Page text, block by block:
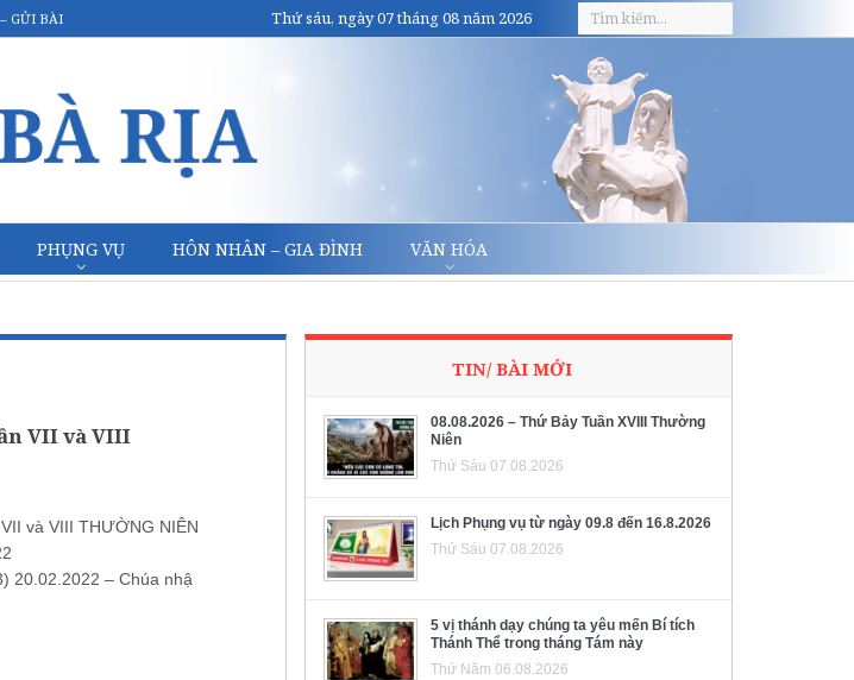
GỬI BÀI Thứ sáu, ngày 07 tháng 08 năm 2026
PHỤNG VỤ HÔN NHÂN – GIA ĐÌNH VĂN HÓA
VII và VIII
và VIII THƯỜNG NIÊN
20.02.2022 – Chúa nhậ
TIN/ BÀI MỚI
08.08.2026 – Thứ Bảy Tuần XVIII Thường
Niên
Thứ Sáu 07.08.2026
Lịch Phụng vụ từ ngày 09.8 đến 16.8.2026
Thứ Sáu 07.08.2026
5 vị thánh dạy chúng ta yêu mến Bí tích
Thánh Thể trong tháng Tám này
Thứ Năm 06.08.2026